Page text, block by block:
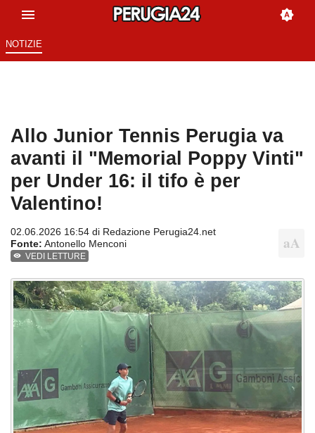
NOTIZIE
Allo Junior Tennis Perugia va
avanti il "Memorial Poppy Vinti"
per Under 16: il tifo è per
Valentino!
02.06.2026 16:54 di Redazione Perugia24.net
Fonte: Antonello Menconi
VEDI LETTURE